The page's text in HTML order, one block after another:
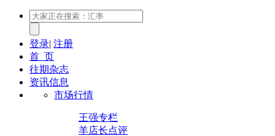
登录| 注册
首 页
往期杂志
资讯信息
市场行情
王强专栏
羊店长点评